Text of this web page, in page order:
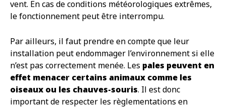
vent. En cas de conditions météorologiques extrêmes,
le fonctionnement peut être interrompu.
Par ailleurs, il faut prendre en compte que leur
installation peut endommager l’environnement si elle
n’est pas correctement menée. Les pales peuvent en
effet menacer certains animaux comme les
oiseaux ou les chauves-souris. Il est donc
important de respecter les règlementations en